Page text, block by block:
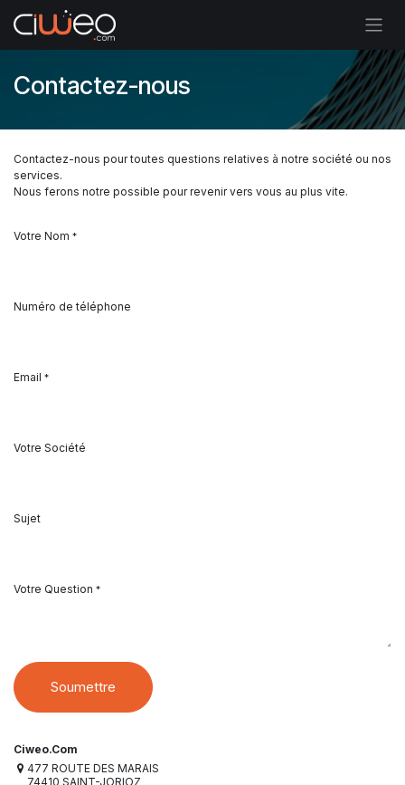
Se rendre au contenu
Contactez-nous
Contactez-nous pour toutes questions relatives à notre société ou nos
services.
Nous ferons notre possible pour revenir vers vous au plus vite.
Votre Nom *
Numéro de téléphone
Email *
Votre Société
Sujet
Votre Question *
Soumettre
Ciweo.Com
477 ROUTE DES MARAIS
74410 SAINT-JORIOZ